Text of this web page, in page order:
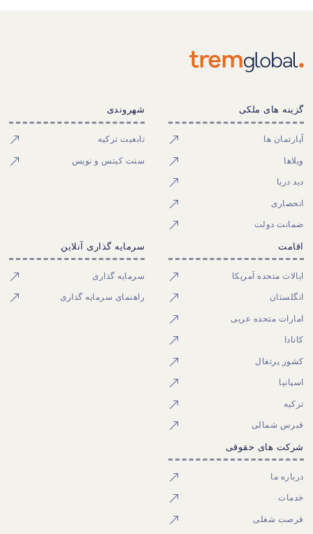
گزینه های ملکی
آپارتمان ها
ویلاها
دید دریا
انحصاری
ضمانت دولت
شهروندی
تابعیت ترکیه
سنت کیتس و نویس
اقامت
ایالات متحده آمریکا
انگلستان
امارات متحده عربی
کانادا
کشور پرتغال
اسپانیا
ترکیه
قبرس شمالی
سرمایه گذاری آنلاین
سرمایه گذاری
راهنمای سرمایه گذاری
شرکت های حقوقی
درباره ما
خدمات
فرصت شغلی